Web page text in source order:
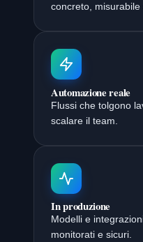
concreto, misurabile
Automazione reale
Flussi che tolgono
scalare il team.
In produzione
Modelli e
monitorati e sicuri.